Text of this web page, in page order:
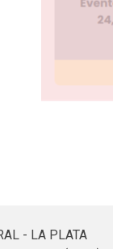
- LA PLATA